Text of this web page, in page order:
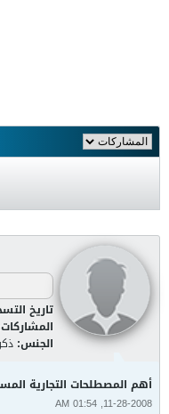
تاريخ
الجنس: ذكر
أهم المصطلحات التجارية
11-28-2008, 01:54 AM